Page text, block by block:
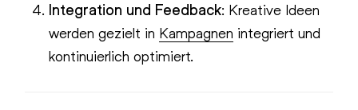
Integration und Feedback: Kreative Ideen
werden gezielt in Kampagnen integriert und
kontinuierlich optimiert.